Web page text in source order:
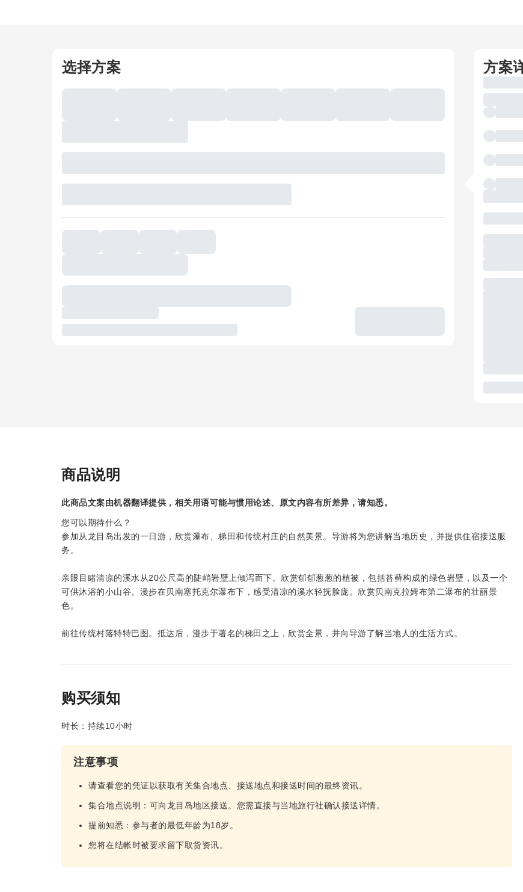
选择方案 方案
商品说明
此商品文案由机器翻译提供，相关用语可能与惯用论述、原文内容有所差异，请知悉。
您可以期待什么？
参加从龙目岛出发的一日游，欣赏瀑布、梯田和传统村庄的自然美景。导游将为您讲解当地历史，并提供住宿接送服
务。
亲眼目睹清凉的溪水从20公尺高的陡峭岩壁上倾泻而下。欣赏郁郁葱葱的植被，包括苔藓构成的绿色岩壁，以及一个
可供沐浴的小山谷。漫步在贝南塞托克尔瀑布下，感受清凉的溪水轻抚脸庞。欣赏贝南克拉姆布第二瀑布的壮丽景
色。
前往传统村落特特巴图。抵达后，漫步于著名的梯田之上，欣赏全景，并向导游了解当地人的生活方式。
购买须知
时长：持续10小时
注意事项
请查看您的凭证以获取有关集合地点、接送地点和接送时间的最终资讯。
集合地点说明：可向龙目岛地区接送。您需直接与当地旅行社确认接送详情。
提前知悉：参与者的最低年龄为18岁。
您将在结帐时被要求留下取货资讯。